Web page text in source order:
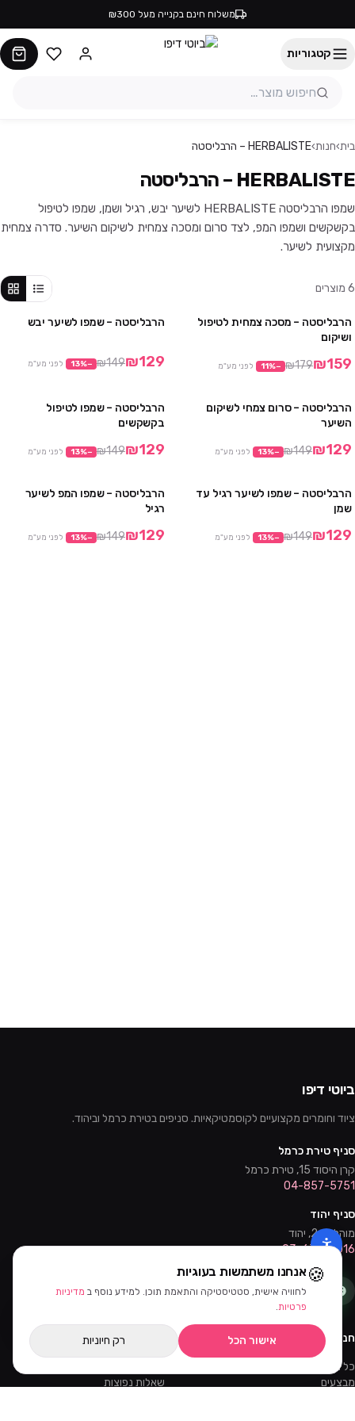
משלוח חינם בקנייה מעל ₪300
קטגוריות
בית›חנות›HERBALISTE – הרבליסטה
HERBALISTE – הרבליסטה
שמפו הרבליסטה HERBALISTE לשיער יבש, רגיל ושמן, שמפו לטיפול
בקשקשים ושמפו המפ, לצד סרום ומסכה צמחית לשיקום השיער. סדרה צמחית
מקצועית לשיער.
6 מוצרים
הרבליסטה – מסכה צמחית לטיפול
ושיקום
₪159
₪179
−
11% לפני מע"מ
הרבליסטה – שמפו לשיער יבש
₪129
₪149
−
13% לפני מע"מ
הרבליסטה – סרום צמחי לשיקום
השיער
₪129
₪149
−
13% לפני מע"מ
הרבליסטה – שמפו לטיפול
בקשקשים
₪129
₪149
−
13% לפני מע"מ
הרבליסטה – שמפו לשיער רגיל עד
שמן
₪129
₪149
−
13% לפני מע"מ
הרבליסטה – שמפו המפ לשיער
רגיל
₪129
₪149
−
13% לפני מע"מ
ביוטי דיפו
ציוד וחומרים מקצועיים לקוסמטיקאיות. סניפים בטירת כרמל וביהוד.
סניף טירת כרמל
קרן היסוד 15, טירת כרמל
04-857-5751
סניף יהוד
מוהליבר 2, יהוד
03-632-0016
חנות
כל המוצרים
מבצעים
שאלות נפוצות
🍪אנחנו משתמשות בעוגיות
לחוויה אישית, סטטיסטיקה והתאמת תוכן. למידע נוסף ב מדיניות
פרטיות.
אישור הכל רק חיוניות